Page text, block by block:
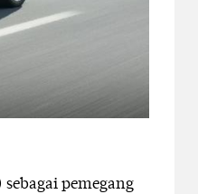
pemegang